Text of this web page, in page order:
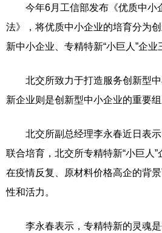
今年6月工信部发布《优质中小
法》，将优质中小企业的培育分为
新中小企业、专精特新“小巨人”企业
北交所致力于打造服务创新型中
新企业则是创新型中小企业的重要组
北交所副总经理李永春近日表示
联合培育，北交所专精特新“小巨人
在疫情反复、原材料价格高企的背
性和活力。
李永春表示，专精特新的灵魂是